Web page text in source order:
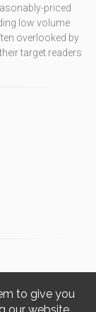
to give you
priced
low volume
overlooked by
target readers